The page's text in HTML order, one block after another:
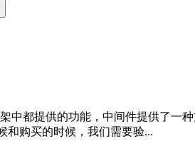
都提供的功能，中间件提供了一
和购买的时候，我们需要验...